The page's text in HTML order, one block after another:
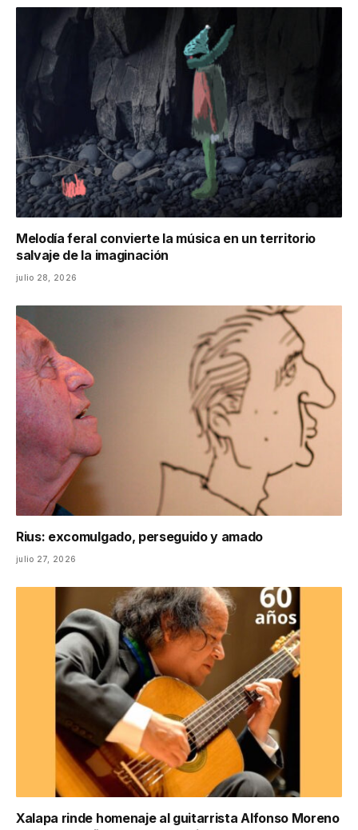
Melodía feral convierte la música en un territorio
salvaje de la imaginación
julio 28, 2026
Rius: excomulgado, perseguido y amado
julio 27, 2026
Xalapa rinde homenaje al guitarrista Alfonso Moreno